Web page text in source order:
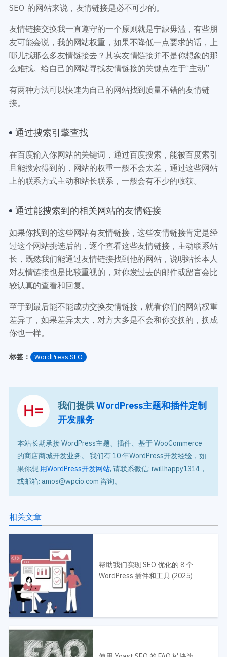
SEO 的网站来说，友情链接是必不可少的。
友情链接交换我一直遵守的一个原则就是宁缺毋滥，有些朋
友可能会说，我的网站权重，如果不降低一点要求的话，上
哪儿找那么多友情链接去？其实友情链接并不是你想象的那
么难找。给自己的网站寻找友情链接的关键点在于“主动”
有两种方法可以快速为自己的网站找到质量不错的友情链
接。
通过搜索引擎查找
在百度输入你网站的关键词，通过百度搜索，能被百度索引
且能搜索得到的，网站的权重一般不会太差，通过这些网站
上的联系方式主动和站长联系，一般会有不少的收获。
通过能搜索到的相关网站的友情链接
如果你找到的这些网站有友情链接，这些友情链接肯定是经
过这个网站挑选后的，逐个查看这些友情链接，主动联系站
长，既然我们能通过友情链接找到他的网站，说明站长本人
对友情链接也是比较重视的，对你发过去的邮件或留言会比
较认真的查看和回复。
至于到最后能不能成功交换友情链接，就看你们的网站权重
差异了，如果差异太大，对方大多是不会和你交换的，换成
你也一样。
标签： WordPress SEO
我们提供WordPress主题和插件定制
开发服务
本站长期承接 WordPress主题、插件、基于 WooCommerce
的商店商城开发业务。 我们有 10 年WordPress开发经验，如
果你想 用WordPress开发网站, 请联系微信: iwillhappy1314，
或邮箱: amos@wpcio.com 咨询。
相关文章
帮助我们实现 SEO 优化的 8 个
WordPress 插件和工具 (2025)